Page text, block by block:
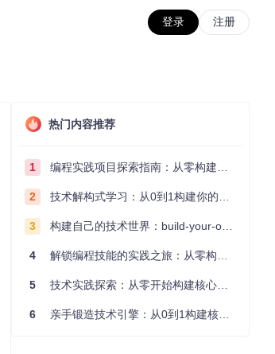
登录 注册
热门内容推荐
1 编程实践项目探索指南：从零构建技术能力体系
2 技术解构式学习：从0到1构建你的编程知识体系
3 构建自己的技术世界：build-your-own-x项目的实践探索指南
4 解锁编程技能的实践之旅：从零构建你的技术世界
5 技术实践探索：从零开始构建核心系统的实践指南
6 亲手锻造技术引擎：从0到1构建核心系统的实践指南